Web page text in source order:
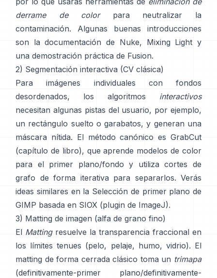
derrame de colorpara neutralizar la
contaminación. Algunas buenas introducciones
son la documentación de Nuke, Mixing Light y
una demostración práctica de Fusion.
2) Segmentación interactiva (CV clásica)
Para imágenes individuales con fondos
desordenados, los algoritmos interactivos
necesitan algunas pistas del usuario, por ejemplo,
un rectángulo suelto o garabatos, y generan una
máscara nítida. El método canónico es GrabCut
(capítulo de libro), que aprende modelos de color
para el primer plano/fondo y utiliza cortes de
grafo de forma iterativa para separarlos. Verás
ideas similares en la Selección de primer plano de
GIMP basada en SIOX (plugin de ImageJ).
3) Matting de imagen (alfa de grano fino)
El Mattingresuelve la transparencia fraccional en
los límites tenues (pelo, pelaje, humo, vidrio). El
matting de forma cerrada clásico toma un trimapa
(definitivamente-primer plano/definitivamente-